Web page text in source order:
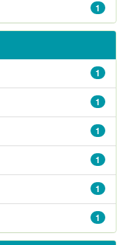
1
1
1
1
1
1
1